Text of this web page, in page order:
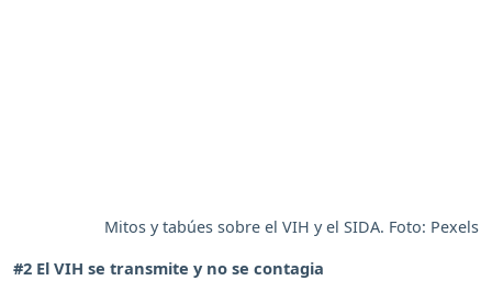
Mitos y tabúes sobre el VIH y el SIDA. Foto: Pexels
#2 El VIH se transmite y no se contagia